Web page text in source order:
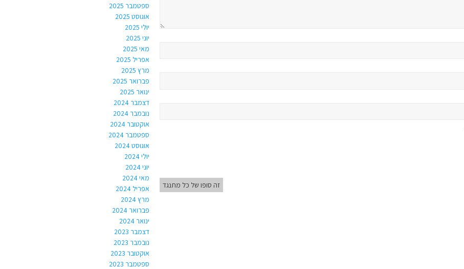
זה סופו של כל מתנגד
ספטמבר 2025
אוגוסט 2025
יולי 2025
יוני 2025
מאי 2025
אפריל 2025
מרץ 2025
פברואר 2025
ינואר 2025
דצמבר 2024
נובמבר 2024
אוקטובר 2024
ספטמבר 2024
אוגוסט 2024
יולי 2024
יוני 2024
מאי 2024
אפריל 2024
מרץ 2024
פברואר 2024
ינואר 2024
דצמבר 2023
נובמבר 2023
אוקטובר 2023
ספטמבר 2023